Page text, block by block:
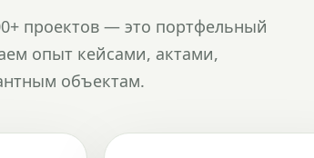
проектов — это портфельный
опыт кейсами, актами,
объектам.